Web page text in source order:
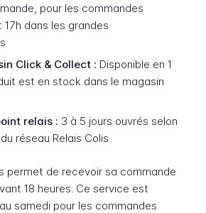
pour les commandes
dans les grandes
Click & Collect : Disponible en 1
est en stock dans le magasin
relais : 3 à 5 jours ouvrés selon
réseau Relais Colis
permet de recevoir sa commande
18 heures. Ce service est
samedi pour les commandes